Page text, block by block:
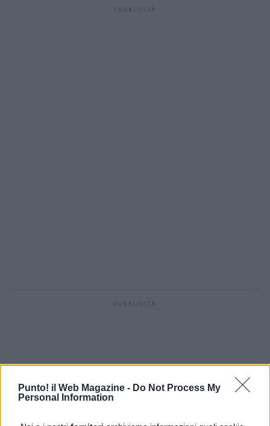
Punto! il Web Magazine - Do Not Process My
Personal Information
PUBBLICITÀ
PUBBLICITÀ